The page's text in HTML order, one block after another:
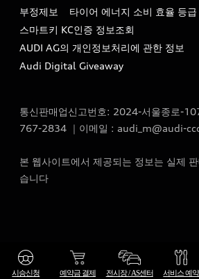
서비스 프로그램
아우디 e-tron 케어 프로그램
사설수리업체를 위한 권고사항
아우디 브랜드 히스토리
quattro 시스템
부정제보
타이어 에너지 소비 효율 등급
스마트키 KC인증 정보조회
AUDI AG의 개인정보처리에 관한 정보
Audi Digital Giveaway
통신판매업신고번호: 2024-서울종로-
767-2834 ｜이메일 : audi_m@audi-
본 웹사이트에서 제공되는 정보는 실제
습니다
시승신청 예약금 결제 전시장 / AS센터 서비스 예약